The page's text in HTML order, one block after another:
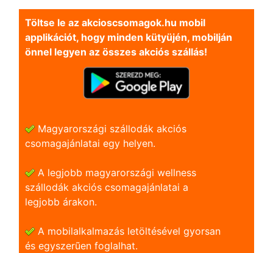
Töltse le az akcioscsomagok.hu mobil
applikációt, hogy minden kütyüjén, mobilján
önnel legyen az összes akciós szállás!
Magyarországi szállodák akciós
csomagajánlatai egy helyen.
A legjobb magyarországi wellness
szállodák akciós csomagajánlatai a
legjobb árakon.
A mobilalkalmazás letöltésével gyorsan
és egyszerũen foglalhat.